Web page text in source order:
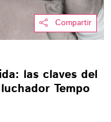
Compartir
las claves del
Tempo